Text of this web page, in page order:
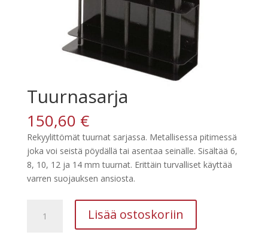
Tuurnasarja
150,60 €
Rekyylittömät tuurnat sarjassa. Metallisessa pitimessä
joka voi seistä pöydällä tai asentaa seinälle. Sisältää 6,
8, 10, 12 ja 14 mm tuurnat. Erittäin turvalliset käyttää
varren suojauksen ansiosta.
määrä
Lisää ostoskoriin